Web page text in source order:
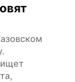
ищет